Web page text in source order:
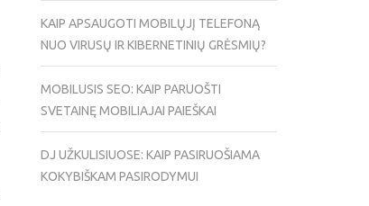
KAIP APSAUGOTI MOBILŲJĮ TELEFONĄ
NUO VIRUSŲ IR KIBERNETINIŲ GRĖSMIŲ?
MOBILUSIS SEO: KAIP PARUOŠTI
SVETAINĘ MOBILIAJAI PAIEŠKAI
DJ UŽKULISIUOSE: KAIP PASIRUOŠIAMA
KOKYBIŠKAM PASIRODYMUI